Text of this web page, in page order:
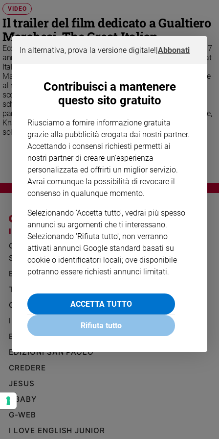
Chiesa
Fede
e
spiritualità
Santi
Devozione
e
fede
Parola
del
Società
Ambiente
e
Creato
Volontariato
Diritti
valore
Caso
settimana
Migranti
Diversità
inclusione
Costume
Cultura
e
spettacoli
VIDEO
Il trailer del film dedicato a Gualtiero
Marchesi, The Great Italian
Ecco il trailer del docufilm sul grande chef, scomparso ieri a 87
anni, nella sua casa di Milano. "Gualtiero Marchesi - The Great
Italian" è un viaggio durato circa due anni, che il regista
Maurizio Gigola ha fatto tra Italia, Francia e Giappone insieme
al maestro dell'alta cucina italiana. Presentato nel maggio
scorso in anteprima al Festival di Cannes, uscirà sul grande
schermo nei primi mesi del 2018. Una celebrazione anche da
parte di tanti suoi allievi, come Cracco, Oldani, Crippa, Lopriore,
Knam e tanti altri, che il grande pubblico purtroppo vedrà
soltanto dopo la sua morte.
I SITI SAN PAOLO
GRUPPO EDITORIALE
SAN PAOLO
BENESSERE
TELENOVA
GAZZETTA D'ALBA
IL GIORNALINO
EDICOLA SAN PAOLO
EDIZIONI SAN PAOLO
CREDERE
JESUS
GBABY
G-WEB
I LOVE ENGLISH JUNIOR
NOTE LEGALI
PRIVACY POLICY
INFORMATIVA
WHISTLEBLOWING
In alternativa, prova la versione digitale!|Abbonati
Contribuisci a mantenere
questo sito gratuito
Riusciamo a fornire informazione gratuita
grazie alla pubblicità erogata dai nostri partner.
Accettando i consensi richiesti permetti ai
nostri partner di creare un'esperienza
personalizzata ed offrirti un miglior servizio.
Avrai comunque la possibilità di revocare il
consenso in qualunque momento.
Selezionando 'Accetta tutto', vedrai più spesso
annunci su argomenti che ti interessano.
Selezionando 'Rifiuta tutto', non verranno
attivati annunci Google standard basati su
cookie o identificatori locali; ove disponibile
potranno essere richiesti annunci limitati.
ACCETTA TUTTO
Rifiuta tutto